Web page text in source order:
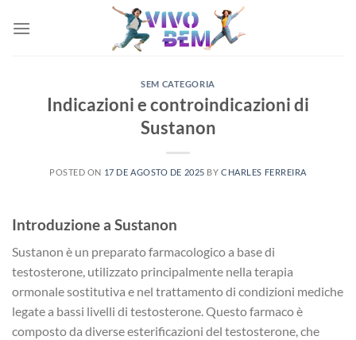
SEM CATEGORIA
Indicazioni e controindicazioni di
Sustanon
POSTED ON 17 DE AGOSTO DE 2025 BYCHARLES FERREIRA
Introduzione a Sustanon
Sustanon è un preparato farmacologico a base di
testosterone, utilizzato principalmente nella terapia
ormonale sostitutiva e nel trattamento di condizioni mediche
legate a bassi livelli di testosterone. Questo farmaco è
composto da diverse esterificazioni del testosterone, che